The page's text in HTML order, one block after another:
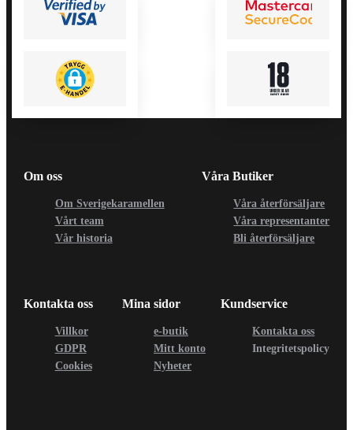
Om oss
Om Sverigekaramellen
Vårt team
Vår historia
Våra Butiker
Våra återförsäljare
Våra representanter
Bli återförsäljare
Kontakta oss
Villkor
GDPR
Cookies
Mina sidor
e-butik
Mitt konto
Nyheter
Kundservice
Kontakta oss
Integritetspolicy